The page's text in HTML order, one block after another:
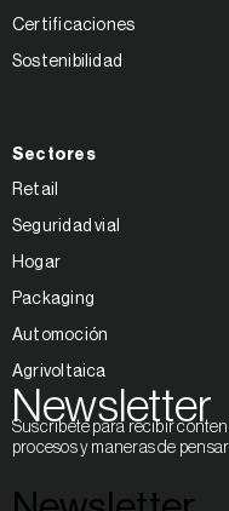
Certificaciones
Sostenibilidad
Sectores
Retail
Seguridad vial
Hogar
Packaging
Automoción
Agrivoltaica
Newsletter
Suscríbete para recibir
procesos y maneras de pensar.